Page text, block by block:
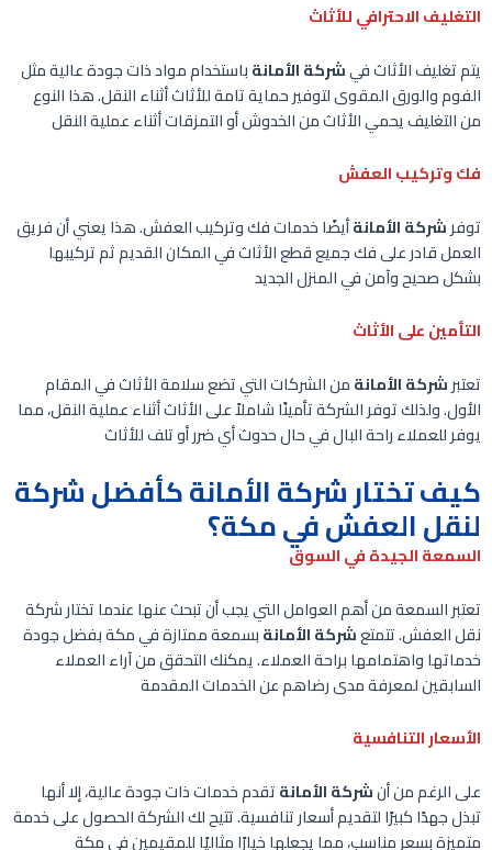
التغليف الاحترافي للأثاث
يتم تغليف الأثاث فيشركة الأمانةباستخدام مواد ذات جودة عالية مثل
الفوم والورق المقوى لتوفير حماية تامة للأثاث أثناء النقل. هذا النوع
من التغليف يحمي الأثاث من الخدوش أو التمزقات أثناء عملية النقل
فك وتركيب العفش
توفرشركة الأمانةأيضًا خدمات فك وتركيب العفش. هذا يعني أن فريق
العمل قادر على فك جميع قطع الأثاث في المكان القديم ثم تركيبها
بشكل صحيح وآمن في المنزل الجديد
التأمين على الأثاث
تعتبرشركة الأمانةمن الشركات التي تضع سلامة الأثاث في المقام
الأول. ولذلك توفر الشركة تأمينًا شاملاً على الأثاث أثناء عملية النقل، مما
يوفر للعملاء راحة البال في حال حدوث أي ضرر أو تلف للأثاث
كيف تختار شركة الأمانة كأفضل شركة
لنقل العفش في مكة؟
السمعة الجيدة في السوق
تعتبر السمعة من أهم العوامل التي يجب أن تبحث عنها عندما تختار شركة
نقل العفش. تتمتعشركة الأمانةبسمعة ممتازة في مكة بفضل جودة
خدماتها واهتمامها براحة العملاء. يمكنك التحقق من آراء العملاء
السابقين لمعرفة مدى رضاهم عن الخدمات المقدمة
الأسعار التنافسية
على الرغم من أنشركة الأمانةتقدم خدمات ذات جودة عالية، إلا أنها
تبذل جهدًا كبيرًا لتقديم أسعار تنافسية. تتيح لك الشركة الحصول على خدمة
متميزة بسعر مناسب، مما يجعلها خيارًا مثاليًا للمقيمين في مكة